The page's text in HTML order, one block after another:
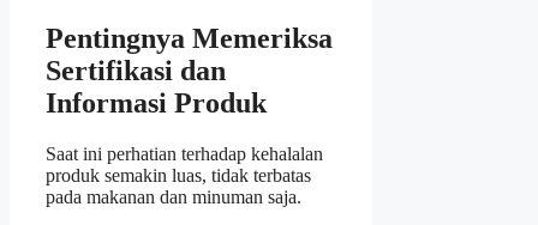
Pentingnya Memeriksa
Sertifikasi dan
Informasi Produk
Saat ini perhatian terhadap kehalalan
produk semakin luas, tidak terbatas
pada makanan dan minuman saja.